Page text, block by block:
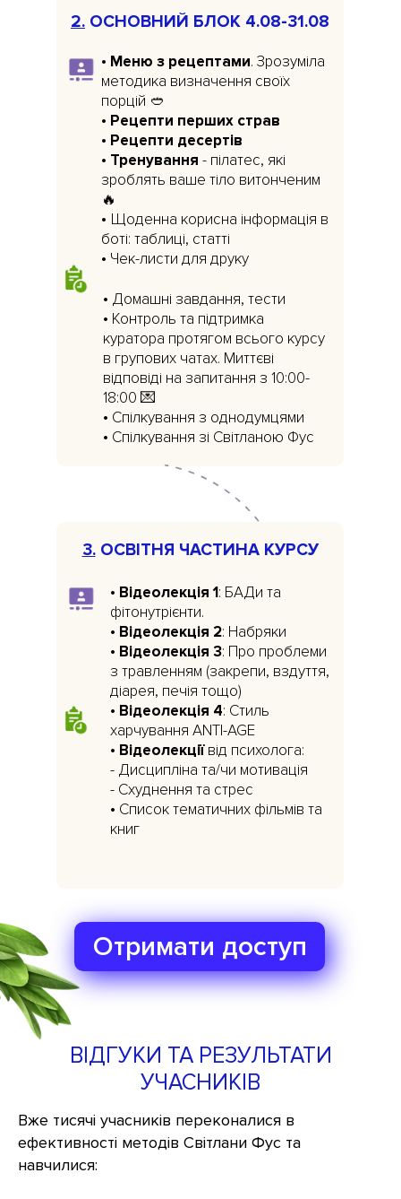
Отримати доступ
2. ОСНОВНИЙ БЛОК 4.08-31.08
3.ОСВІТНЯ ЧАСТИНА КУРСУ
• Відеолекція 1: БАДи та
фітонутрієнти.
• Відеолекція 2: Набряки
• Відеолекція 3: Про проблеми
з травленням (закрепи, вздуття,
діарея, печія тощо)
• Відеолекція 4: Стиль
харчування ANTI-AGE
• Відеолекціївід психолога:
- Дисципліна та/чи мотивація
- Схуднення та стрес
• Список тематичних фільмів та
книг
• Домашні завдання, тести
• Контроль та підтримка
куратора протягом всього курсу
в групових чатах. Миттєві
відповіді на запитання з 10:00-
18:00 💌
• Спілкування з однодумцями
• Спілкування зі Світланою Фус
• Меню з рецептами. Зрозуміла
методика визначення своїх
порцій 🥙
• Рецепти перших страв
• Рецепти десертів
• Тренування - пілатес, які
зроблять ваше тіло витонченим
🔥
• Щоденна корисна інформація в
боті: таблиці, статті
• Чек-листи для друку
ВІДГУКИ ТА РЕЗУЛЬТАТИ
УЧАСНИКІВ
Вже тисячі учасників переконалися в
ефективності методів Світлани Фус та
навчилися: